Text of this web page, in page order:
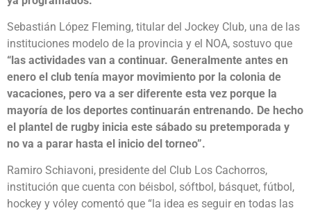
Sebastián López Fleming, titular del Jockey Club, una de las
instituciones modelo de la provincia y el NOA, sostuvo que
“las actividades van a continuar. Generalmente antes en
enero el club tenía mayor movimiento por la colonia de
vacaciones, pero va a ser diferente esta vez porque la
mayoría de los deportes continuarán entrenando. De hecho
el plantel de rugby inicia este sábado su pretemporada y
no va a parar hasta el inicio del torneo”.
Ramiro Schiavoni, presidente del Club Los Cachorros,
institución que cuenta con béisbol, sóftbol, básquet, fútbol,
hockey y vóley comentó que “la idea es seguir en todas las